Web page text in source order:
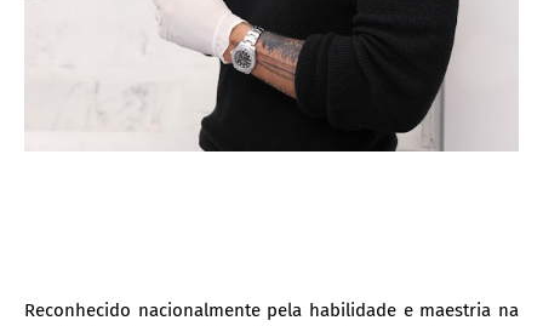
Reconhecido nacionalmente pela habilidade e maestria na